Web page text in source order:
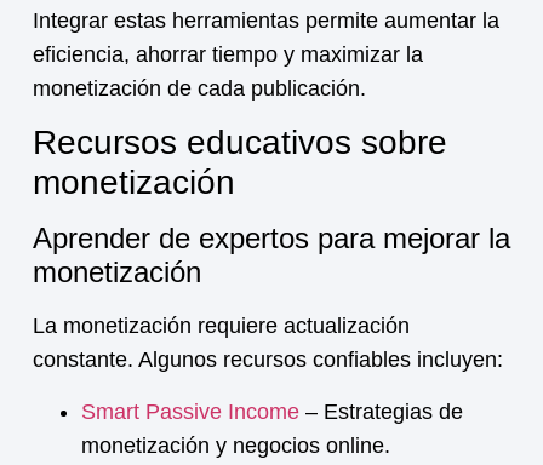
Integrar estas herramientas permite aumentar la
eficiencia, ahorrar tiempo y maximizar la
monetización de cada publicación.
Recursos educativos sobre
monetización
Aprender de expertos para mejorar la
monetización
La monetización requiere actualización
constante. Algunos recursos confiables incluyen:
Smart Passive Income– Estrategias de
monetización y negocios online.